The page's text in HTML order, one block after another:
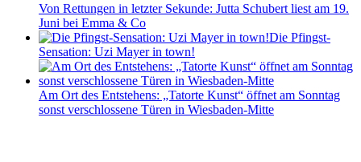
Von Rettungen in letzter Sekunde: Jutta Schubert liest am 19.
Juni bei Emma & Co
Die Pfingst-
Sensation: Uzi Mayer in town!
Am Ort des Entstehens: „Tatorte Kunst“ öffnet am Sonntag
sonst verschlossene Türen in Wiesbaden-Mitte